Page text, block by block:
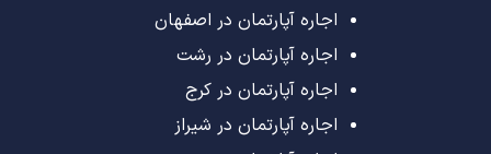
اجاره آپارتمان در اصفهان
اجاره آپارتمان در رشت
اجاره آپارتمان در کرج
اجاره آپارتمان در شیراز